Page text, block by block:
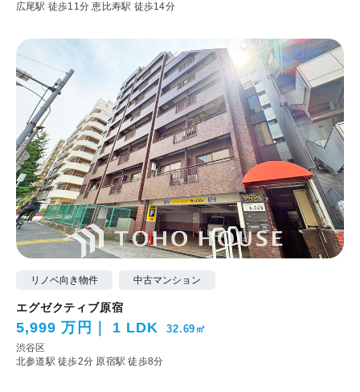
広尾駅 徒歩11分恵比寿駅 徒歩14分
リノベ向き物件 中古マンション
エグゼクティブ原宿
5,999 万円 1 LDK 32.69㎡
渋谷区
北参道駅 徒歩2分 原宿駅 徒歩8分